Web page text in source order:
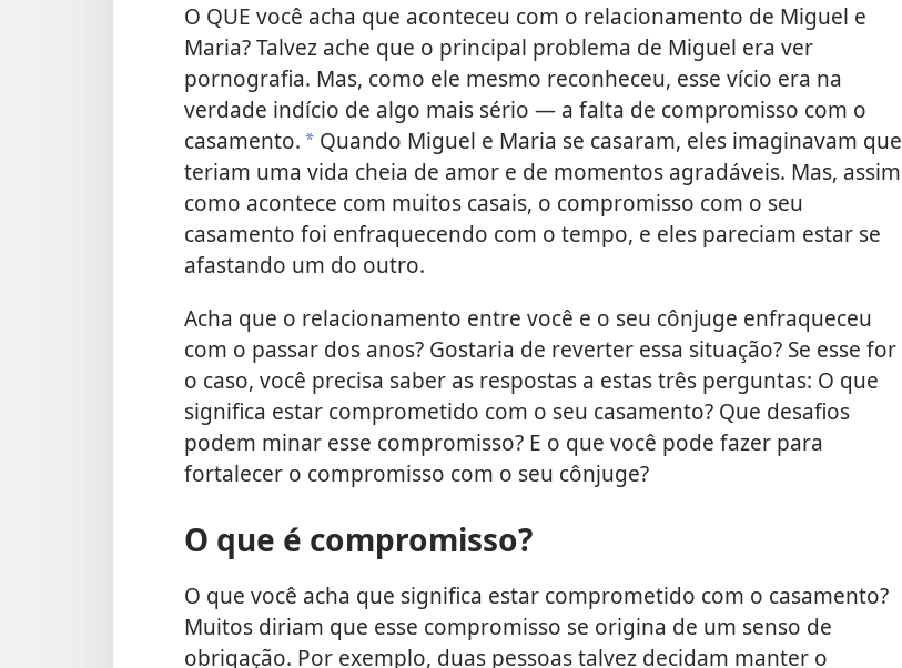
O QUE você acha que aconteceu com o relacionamento de Miguel e
Maria? Talvez ache que o principal problema de Miguel era ver
pornografia. Mas, como ele mesmo reconheceu, esse vício era na
verdade indício de algo mais sério — a falta de compromisso com o
casamento. * Quando Miguel e Maria se casaram, eles imaginavam que
teriam uma vida cheia de amor e de momentos agradáveis. Mas, assim
como acontece com muitos casais, o compromisso com o seu
casamento foi enfraquecendo com o tempo, e eles pareciam estar se
afastando um do outro.
Acha que o relacionamento entre você e o seu cônjuge enfraqueceu
com o passar dos anos? Gostaria de reverter essa situação? Se esse for
o caso, você precisa saber as respostas a estas três perguntas: O que
significa estar comprometido com o seu casamento? Que desafios
podem minar esse compromisso? E o que você pode fazer para
fortalecer o compromisso com o seu cônjuge?
O que é compromisso?
O que você acha que significa estar comprometido com o casamento?
Muitos diriam que esse compromisso se origina de um senso de
obrigação. Por exemplo, duas pessoas talvez decidam manter o